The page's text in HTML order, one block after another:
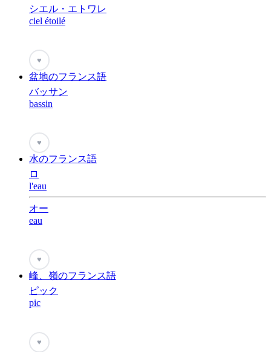
シエル・エトワレ
ciel étoilé
♥
盆地のフランス語
バッサン
bassin
♥
水のフランス語
ロ
l'eau
オー
eau
♥
峰、嶺のフランス語
ピック
pic
♥